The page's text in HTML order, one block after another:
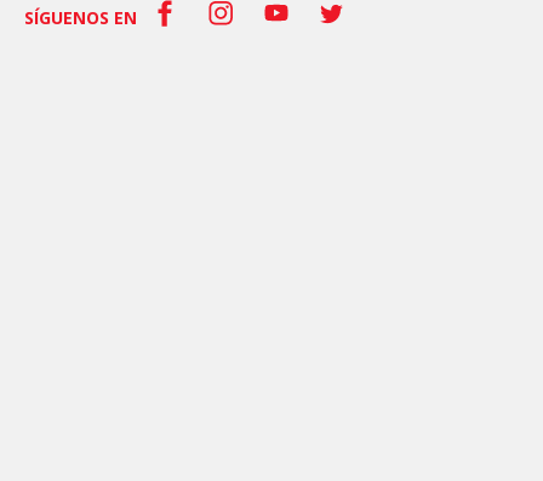
SÍGUENOS EN